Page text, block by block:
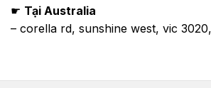
☛ Tại Australia
– corella rd, sunshine west, vic